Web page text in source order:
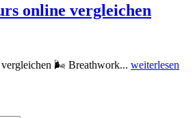
online vergleichen
🌬️ Breathwork... weiterlesen